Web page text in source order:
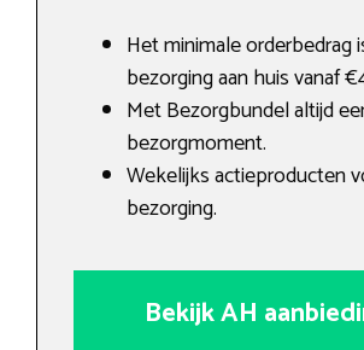
Het minimale orderbedrag
bezorging aan huis vanaf
Met Bezorgbundel altijd
bezorgmoment.
Wekelijks actieproducten
bezorging.
Bekijk AH